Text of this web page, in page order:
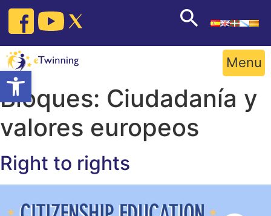
Open toolbar
Skip
content
Menu
Bloques: Ciudadanía y
valores europeos
Right to rights